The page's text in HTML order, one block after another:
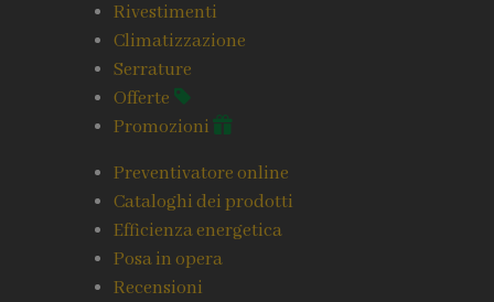
Rivestimenti
Climatizzazione
Serrature
Offerte
Promozioni
Preventivatore online
Cataloghi dei prodotti
Efficienza energetica
Posa in opera
Recensioni